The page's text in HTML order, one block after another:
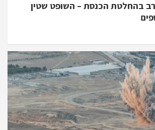
בהחלטת הכנסת – השופט שטין